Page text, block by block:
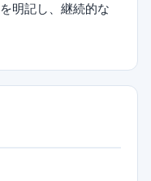
明記し、継続的な